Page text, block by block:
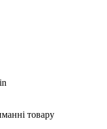
товару